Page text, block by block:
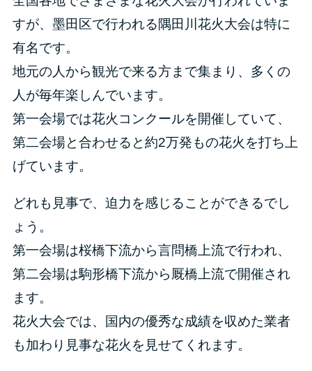
すが、墨田区で行われる隅田川花火大会は特に
有名です。
地元の人から観光で来る方まで集まり、多くの
人が毎年楽しんでいます。
第一会場では花火コンクールを開催していて、
第二会場と合わせると約2万発もの花火を打ち上
げています。
どれも見事で、迫力を感じることができるでし
ょう。
第一会場は桜橋下流から言問橋上流で行われ、
第二会場は駒形橋下流から厩橋上流で開催され
ます。
花火大会では、国内の優秀な成績を収めた業者
も加わり見事な花火を見せてくれます。